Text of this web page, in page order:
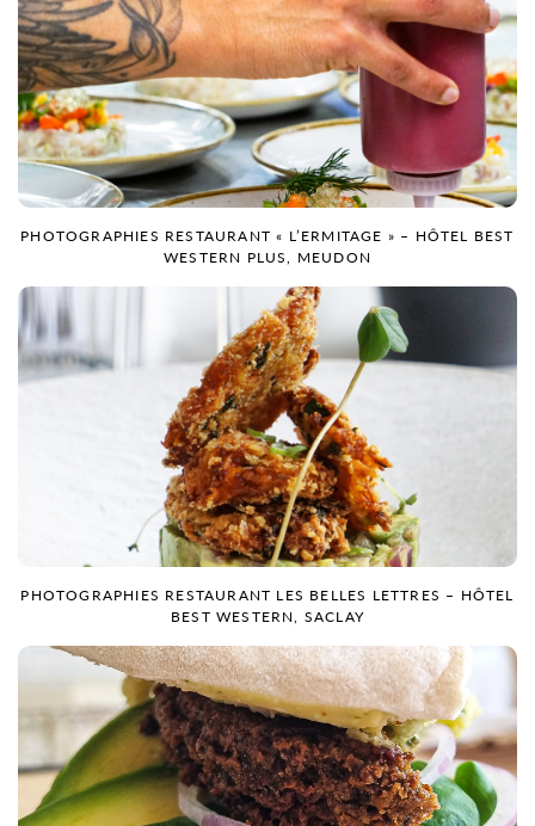
PHOTOGRAPHIES RESTAURANT « L’ERMITAGE » – HÔTEL BEST
WESTERN PLUS, MEUDON
PHOTOGRAPHIES RESTAURANT LES BELLES LETTRES – HÔTEL
BEST WESTERN, SACLAY